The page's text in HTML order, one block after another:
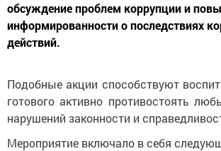
обсуждение проблем коррупции и
информированности о последствиях
действий.
Подобные акции способствуют
готового активно противостоять
нарушений законности и
Мероприятие включало в себя